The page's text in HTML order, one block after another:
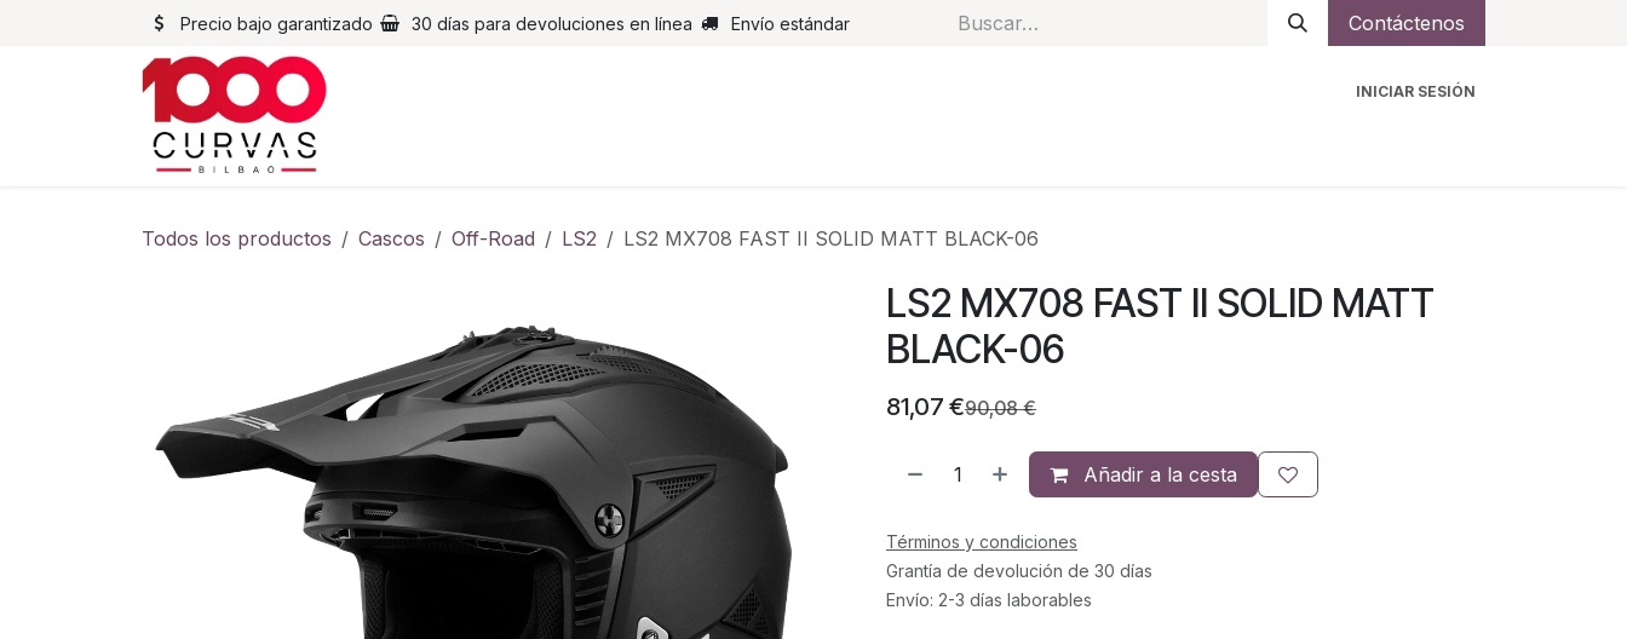
Precio bajo garantizado 30 días para devoluciones en línea Envío estándar Contáctenos
INICIAR SESIÓN
Todos los productos Cascos Off-Road LS2 LS2 MX708 FAST II SOLID MATT BLACK-06
LS2 MX708 FAST II SOLID MATT
BLACK-06
81,07 €90,08€
Añadir a la cesta
Términos y condiciones
Grantía de devolución de 30 días
Envío: 2-3 días laborables